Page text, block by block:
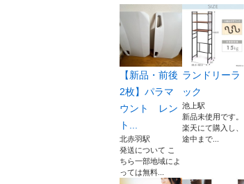
【新品・前後
2枚】パラマ
ウント レン
ト...
北赤羽駅
発送について こ
ちら一部地域によ
っては無料...
ランドリーラ
ック
池上駅
新品未使用です。
楽天にて購入し、
途中まで...